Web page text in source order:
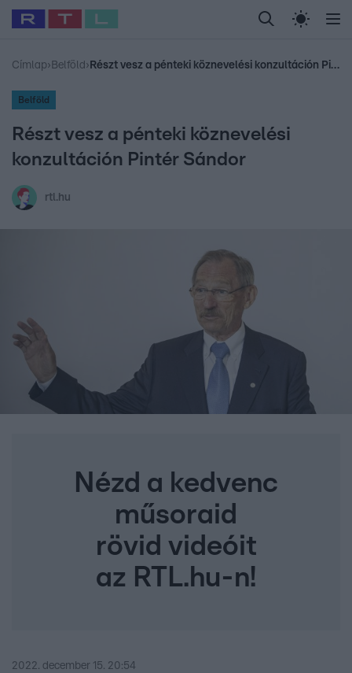
Legfrissebb RTL Híradó Randi Celeb vagyok,
Sebestyén Balázs Gudel Takács Gábor
Címlap› Belföld › Részt vesz a pénteki köznevelési konzultáción Pintér Sándor
Belföld
Részt vesz a pénteki köznevelési
konzultáción Pintér Sándor
rtl.hu
Nézd a kedvenc
műsoraid
rövid videóit
az RTL.hu-n!
2022. december 15. 20:54